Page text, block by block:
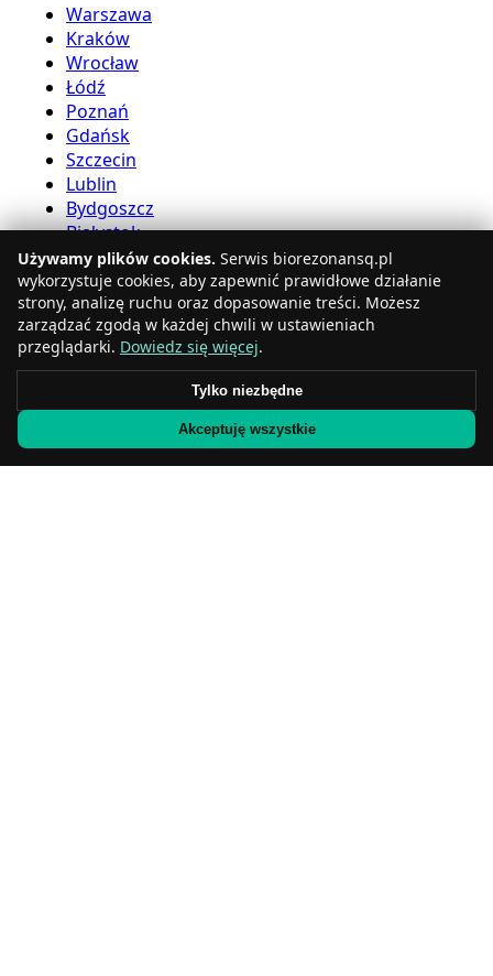
Warszawa
Kraków
Wrocław
Łódź
Poznań
Gdańsk
Szczecin
Lublin
Bydgoszcz
Białystok
Usługi bioreznansu
Katowice
Gdynia
Radom
Używamy plików cookies. Serwis biorezonansq.pl
wykorzystuje cookies, aby zapewnić prawidłowe działanie
strony, analizę ruchu oraz dopasowanie treści. Możesz
zarządzać zgodą w każdej chwili w ustawieniach
przeglądarki. Dowiedz się więcej.
Tylko niezbędne
Akceptuję wszystkie